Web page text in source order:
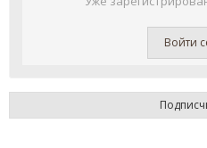
Войти